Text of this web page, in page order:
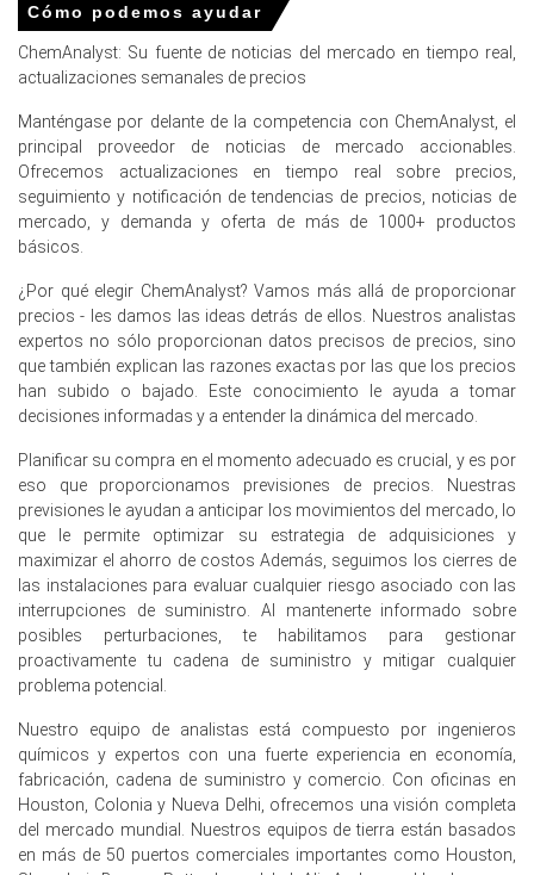
En Alemania, el Índice de Precios de la Vitamina B5 subió
por 1.42 % trimestre sobre trimestre, impulsado por
ofertas chinas más firmes.
El precio promedio de la vitamina B5 para el trimestre fue
aproximadamente
USD 6291.67/MT,según las
evaluaciones de CFR Hamburgo.
El precio spot de la vitamina B5 subió en marzo ya que las
existencias en los puertos cayeron y los exportadores
La tendencia del costo de producción de la vitamina B5
aumentó después de que el formaldehído subiera,
contribuyendo a cotizaciones FOB y CFR más altas.
Las perspectivas de demanda de vitamina B5 se
mantuvieron firmes ya que los sectores de premezclas
para piensos y cuidado personal absorbieron los costos
de llegada aumentados.
La previsión de precios de la vitamina B5 sugiere una
mayor fortaleza a corto plazo ya que los importadores
adelantan compras antes de la demanda estacional.
El Índice de Precios de la Vitamina B5 reflejó
asignaciones asiáticas restringidas, limitando los
descuentos y apoyando niveles más firmes en CFR
Hamburgo.
Los exportadores de vitamina B5 limitaron las
asignaciones puntuales, lo que llevó a los compradores
alemanes a asegurar cargamentos y reconstruir
inventarios de trabajo.
¿Por qué cambió el precio de la vitamina B5 en marzo de 2026
Cómo podemos ayudar
ChemAnalyst: Su fuente de noticias del mercado en tiempo real,
actualizaciones semanales de precios
Manténgase por delante de la competencia con ChemAnalyst, el
principal proveedor de noticias de mercado accionables.
Ofrecemos actualizaciones en tiempo real sobre precios,
seguimiento y notificación de tendencias de precios, noticias de
mercado, y demanda y oferta de más de 1000+ productos
básicos.
¿Por qué elegir ChemAnalyst? Vamos más allá de proporcionar
precios - les damos las ideas detrás de ellos. Nuestros analistas
expertos no sólo proporcionan datos precisos de precios, sino
que también explican las razones exactas por las que los precios
han subido o bajado. Este conocimiento le ayuda a tomar
decisiones informadas y a entender la dinámica del mercado.
Planificar su compra en el momento adecuado es crucial, y es por
eso que proporcionamos previsiones de precios. Nuestras
previsiones le ayudan a anticipar los movimientos del mercado, lo
que le permite optimizar su estrategia de adquisiciones y
maximizar el ahorro de costos Además, seguimos los cierres de
las instalaciones para evaluar cualquier riesgo asociado con las
interrupciones de suministro. Al mantenerte informado sobre
posibles perturbaciones, te habilitamos para gestionar
proactivamente tu cadena de suministro y mitigar cualquier
problema potencial.
Nuestro equipo de analistas está compuesto por ingenieros
químicos y expertos con una fuerte experiencia en economía,
fabricación, cadena de suministro y comercio. Con oficinas en
Houston, Colonia y Nueva Delhi, ofrecemos una visión completa
del mercado mundial. Nuestros equipos de tierra están basados
en más de 50 puertos comerciales importantes como Houston,